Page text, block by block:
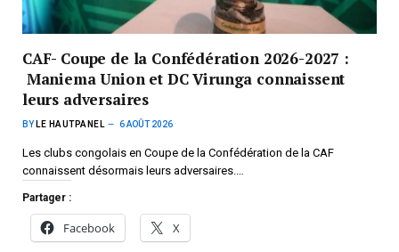
CAF- Coupe de la Confédération 2026-2027 :
Maniema Union et DC Virunga connaissent
leurs adversaires
BY LE HAUTPANEL 6 AOÛT 2026
Les clubs congolais en Coupe de la Confédération de la CAF
connaissent désormais leurs adversaires.…
Partager :
Facebook X